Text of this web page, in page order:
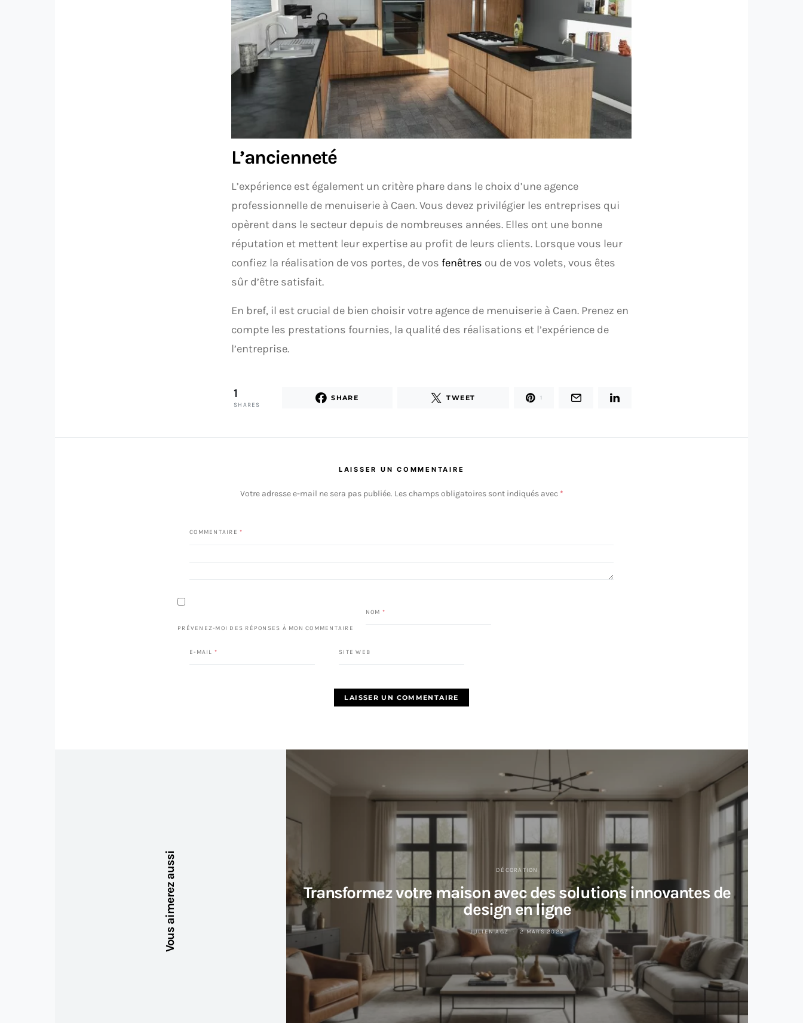
L’ancienneté
L’expérience est également un critère phare dans le choix d’une agence
professionnelle de menuiserie à Caen. Vous devez privilégier les entreprises qui
opèrent dans le secteur depuis de nombreuses années. Elles ont une bonne
réputation et mettent leur expertise au profit de leurs clients. Lorsque vous leur
confiez la réalisation de vos portes, de vos fenêtres ou de vos volets, vous êtes
sûr d’être satisfait.
En bref, il est crucial de bien choisir votre agence de menuiserie à Caen. Prenez en
compte les prestations fournies, la qualité des réalisations et l’expérience de
l’entreprise.
1
SHARES
SHARE TWEET 1
LAISSER UN COMMENTAIRE
Votre adresse e-mail ne sera pas publiée. Les champs obligatoires sont indiqués avec *
COMMENTAIRE *
PRÉVENEZ-MOI DES RÉPONSES À MON COMMENTAIRE
NOM *
E-MAIL * SITE WEB
Vous aimerez aussi DÉCORATION
Transformez votre maison avec des solutions innovantes de
design en ligne
JULIEN AGZ 2 MARS 2025